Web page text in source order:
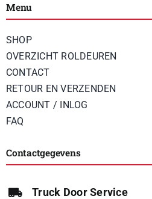
Menu
SHOP
OVERZICHT ROLDEUREN
CONTACT
RETOUR EN VERZENDEN
ACCOUNT / INLOG
FAQ
Contactgegevens
Truck Door Service